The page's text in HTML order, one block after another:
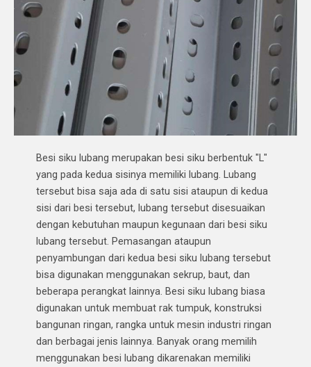
Besi siku lubang merupakan besi siku berbentuk "L"
yang pada kedua sisinya memiliki lubang. Lubang
tersebut bisa saja ada di satu sisi ataupun di kedua
sisi dari besi tersebut, lubang tersebut disesuaikan
dengan kebutuhan maupun kegunaan dari besi siku
lubang tersebut. Pemasangan ataupun
penyambungan dari kedua besi siku lubang tersebut
bisa digunakan menggunakan sekrup, baut, dan
beberapa perangkat lainnya. Besi siku lubang biasa
digunakan untuk membuat rak tumpuk, konstruksi
bangunan ringan, rangka untuk mesin industri ringan
dan berbagai jenis lainnya. Banyak orang memilih
menggunakan besi lubang dikarenakan memiliki